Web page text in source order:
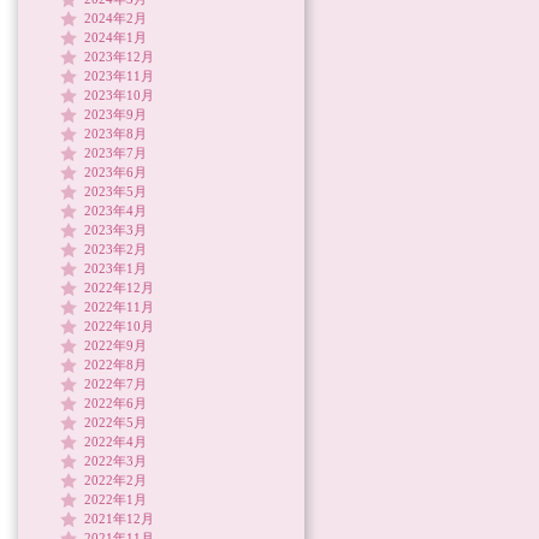
2024年2月
2024年1月
2023年12月
2023年11月
2023年10月
2023年9月
2023年8月
2023年7月
2023年6月
2023年5月
2023年4月
2023年3月
2023年2月
2023年1月
2022年12月
2022年11月
2022年10月
2022年9月
2022年8月
2022年7月
2022年6月
2022年5月
2022年4月
2022年3月
2022年2月
2022年1月
2021年12月